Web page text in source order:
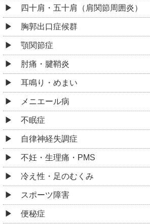
四十肩・五十肩（肩関節周囲炎）
胸郭出口症候群
顎関節症
肘痛・腱鞘炎
耳鳴り・めまい
メニエール病
不眠症
自律神経失調症
不妊・生理痛・PMS
冷え性・足のむくみ
スポーツ障害
便秘症